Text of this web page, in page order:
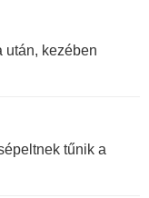
után, kezében
tűnik a